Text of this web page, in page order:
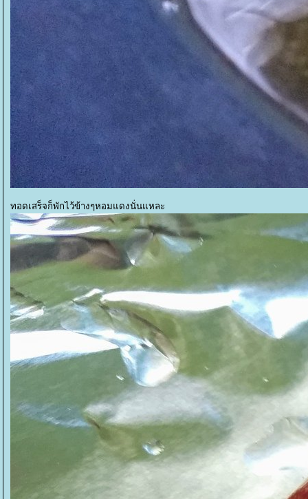
ทอดเสร็จก็พักไว้ข้างๆหอมแดงนั่นแหละ